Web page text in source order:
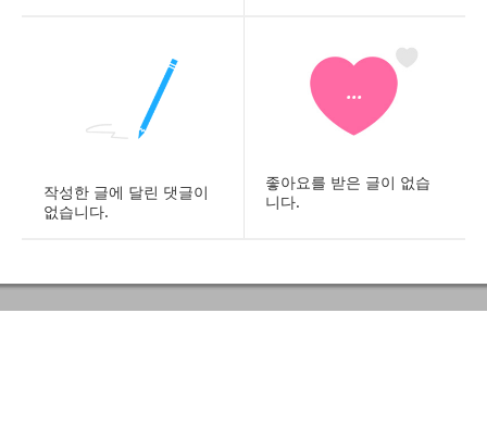
작성한 글에 달린 댓글이
없습니다.
...
좋아요를 받은 글이 없습
니다.